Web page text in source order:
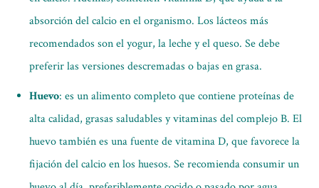
absorción del calcio en el organismo. Los lácteos más
recomendados son el yogur, la leche y el queso. Se debe
preferir las versiones descremadas o bajas en grasa.
Huevo: es un alimento completo que contiene proteínas de
alta calidad, grasas saludables y vitaminas del complejo B. El
huevo también es una fuente de vitamina D, que favorece la
fijación del calcio en los huesos. Se recomienda consumir un